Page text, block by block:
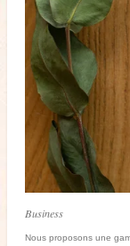
Business
Nous proposons une